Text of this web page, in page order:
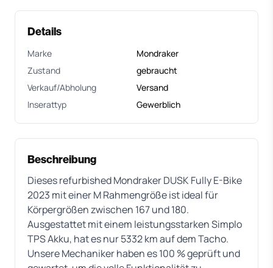
Details
Marke
Mondraker
Zustand
gebraucht
Verkauf/Abholung
Versand
Inserattyp
Gewerblich
Beschreibung
Dieses refurbished Mondraker DUSK Fully E-Bike
2023 mit einer M Rahmengröße ist ideal für
Körpergrößen zwischen 167 und 180.
Ausgestattet mit einem leistungsstarken Simplo
TPS Akku, hat es nur 5332 km auf dem Tacho.
Unsere Mechaniker haben es 100 % geprüft und